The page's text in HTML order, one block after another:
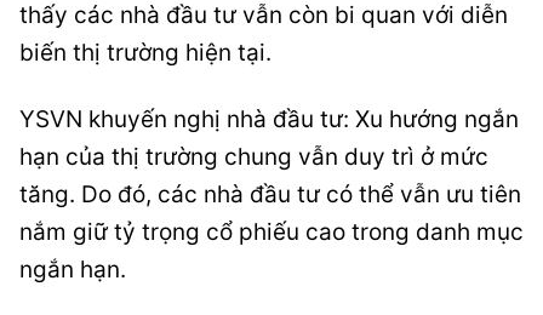
thấy các nhà đầu tư vẫn còn bi quan với diễn
biến thị trường hiện tại.
YSVN khuyến nghị nhà đầu tư: Xu hướng ngắn
hạn của thị trường chung vẫn duy trì ở mức
tăng. Do đó, các nhà đầu tư có thể vẫn ưu tiên
nắm giữ tỷ trọng cổ phiếu cao trong danh mục
ngắn hạn.